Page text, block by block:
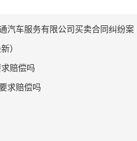
汽车服务有限公司买卖合同纠纷案
）
赔偿吗
求赔偿吗